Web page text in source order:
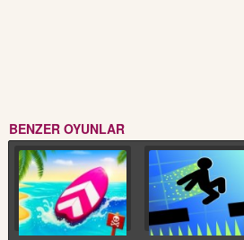
BENZER OYUNLAR